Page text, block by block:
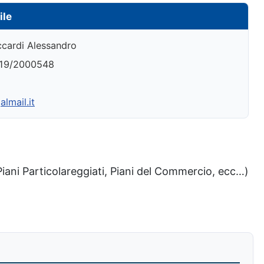
Alessandro
2000548
Particolareggiati, Piani del Commercio, ecc…)